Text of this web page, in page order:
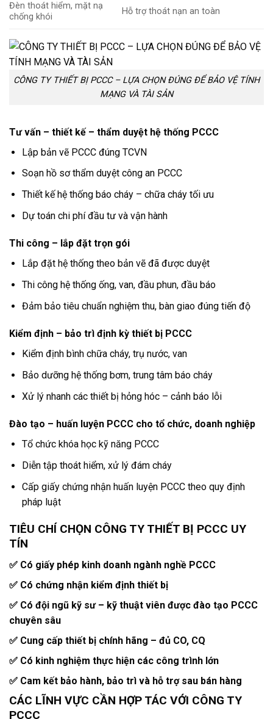
Đèn thoát hiểm, mặt nạ
chống khói
Hỗ trợ thoát nạn an toàn
CÔNG TY THIẾT BỊ PCCC – LỰA CHỌN ĐÚNG ĐỂ BẢO VỆ TÍNH
MẠNG VÀ TÀI SẢN
Tư vấn – thiết kế – thẩm duyệt hệ thống PCCC
Lập bản vẽ PCCC đúng TCVN
Soạn hồ sơ thẩm duyệt công an PCCC
Thiết kế hệ thống báo cháy – chữa cháy tối ưu
Dự toán chi phí đầu tư và vận hành
Thi công – lắp đặt trọn gói
Lắp đặt hệ thống theo bản vẽ đã được duyệt
Thi công hệ thống ống, van, đầu phun, đầu báo
Đảm bảo tiêu chuẩn nghiệm thu, bàn giao đúng tiến độ
Kiểm định – bảo trì định kỳ thiết bị PCCC
Kiểm định bình chữa cháy, trụ nước, van
Bảo dưỡng hệ thống bơm, trung tâm báo cháy
Xử lý nhanh các thiết bị hỏng hóc – cảnh báo lỗi
Đào tạo – huấn luyện PCCC cho tổ chức, doanh nghiệp
Tổ chức khóa học kỹ năng PCCC
Diễn tập thoát hiểm, xử lý đám cháy
Cấp giấy chứng nhận huấn luyện PCCC theo quy định
pháp luật
TIÊU CHÍ CHỌN CÔNG TY THIẾT BỊ PCCC UY
TÍN
✅ Có giấy phép kinh doanh ngành nghề PCCC
✅ Có chứng nhận kiểm định thiết bị
✅ Có đội ngũ kỹ sư – kỹ thuật viên được đào tạo PCCC
chuyên sâu
✅ Cung cấp thiết bị chính hãng – đủ CO, CQ
✅ Có kinh nghiệm thực hiện các công trình lớn
✅ Cam kết bảo hành, bảo trì và hỗ trợ sau bán hàng
CÁC LĨNH VỰC CẦN HỢP TÁC VỚI CÔNG TY
PCCC